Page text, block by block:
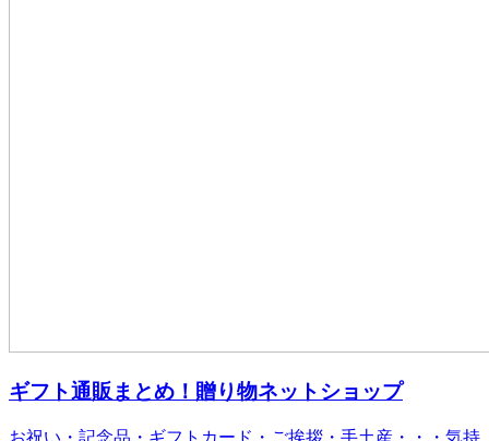
ギフト通販まとめ！贈り物ネットショップ
お祝い・記念品・ギフトカード・ご挨拶・手土産・・・気持